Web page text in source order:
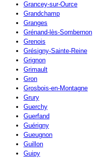
Grancey-sur-Ource
Grandchamp
Granges
Grénand-lès-Sombernon
Grenois
Grésigny-Sainte-Reine
Grignon
Grimault
Gron
Grosbois-en-Montagne
Grury
Guerchy
Guerfand
Guérigny
Gueugnon
Guillon
Guipy